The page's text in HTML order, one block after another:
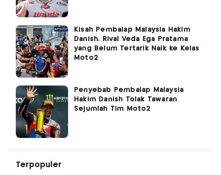
Kisah Pembalap Malaysia Hakim
Danish, Rival Veda Ega Pratama
yang Belum Tertarik Naik ke Kelas
Moto2
Penyebab Pembalap Malaysia
Hakim Danish Tolak Tawaran
Sejumlah Tim Moto2
Terpopuler